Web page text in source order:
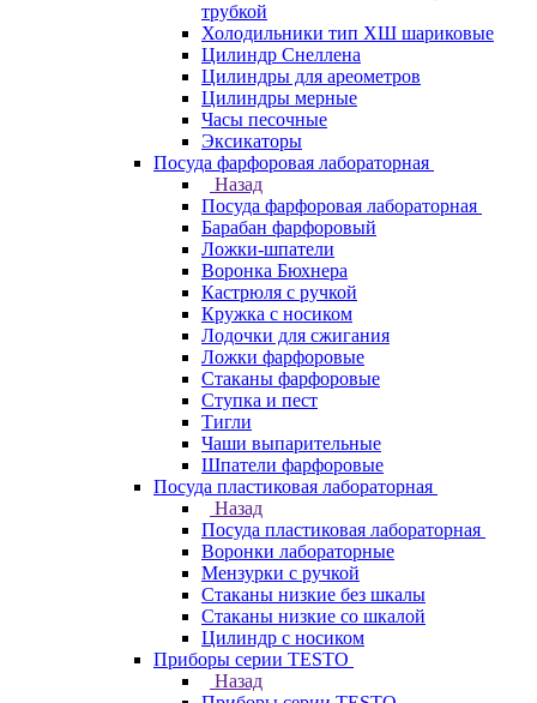
трубкой
Холодильники тип ХШ шариковые
Цилиндр Снеллена
Цилиндры для ареометров
Цилиндры мерные
Часы песочные
Эксикаторы
Посуда фарфоровая лабораторная
Назад
Посуда фарфоровая лабораторная
Барабан фарфоровый
Ложки-шпатели
Воронка Бюхнера
Кастрюля с ручкой
Кружка с носиком
Лодочки для сжигания
Ложки фарфоровые
Стаканы фарфоровые
Ступка и пест
Тигли
Чаши выпарительные
Шпатели фарфоровые
Посуда пластиковая лабораторная
Назад
Посуда пластиковая лабораторная
Воронки лабораторные
Мензурки с ручкой
Стаканы низкие без шкалы
Стаканы низкие со шкалой
Цилиндр с носиком
Приборы серии TESTO
Назад